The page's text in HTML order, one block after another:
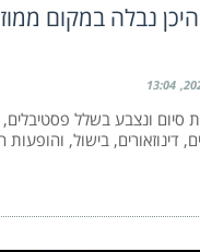
נבלה במקום
13:04
סיום ונצבע בשלל
דינוזאורים, בישול, והופעות